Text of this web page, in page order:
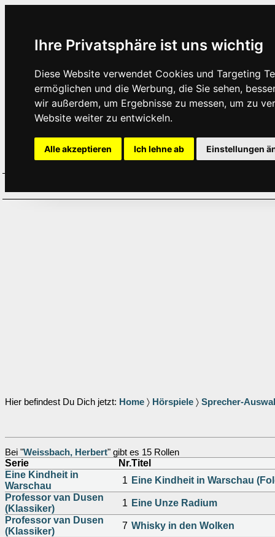
Ihre Privatsphäre ist uns wichtig
Diese Website verwendet Cookies und Targeting
ermöglichen und die Werbung, die Sie sehen,
wir außerdem, um Ergebnisse zu messen, um zu
Website weiter zu entwickeln.
Alle akzeptieren Ich lehne ab Einstellungen
Hier befindest Du Dich jetzt: Home 〉 Hörspiele 〉 Sprecher-
Bei "Weissbach, Herbert" gibt es 15 Rollen
Serie Nr.Titel
Eine Kindheit in
Warschau
1 Eine Kindheit in Warschau
Professor van Dusen
(Klassiker)
1 Eine Unze Radium
Professor van Dusen
(Klassiker)
7 Whisky in den Wolken